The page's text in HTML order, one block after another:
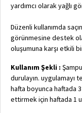
yardımcı olarak yağlı
Düzenli kullanımda
görünmesine destek
oluşumuna karşı etkili
Kullanım Şekli :
durulayın. uygulamayı
hafta boyunca haftada
ettirmek için haftada 1